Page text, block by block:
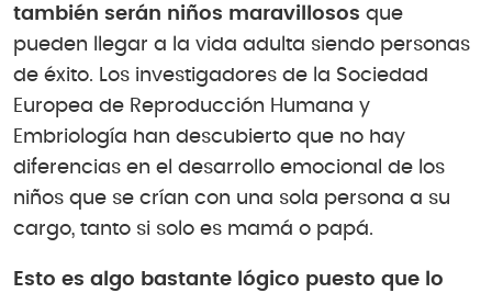
también serán niños maravillosos que
pueden llegar a la vida adulta siendo personas
de éxito. Los investigadores de la Sociedad
Europea de Reproducción Humana y
Embriología han descubierto que no hay
diferencias en el desarrollo emocional de los
niños que se crían con una sola persona a su
cargo, tanto si solo es mamá o papá.
Esto es algo bastante lógico puesto que lo